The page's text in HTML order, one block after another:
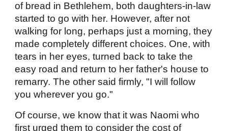
of bread in Bethlehem, both daughters-in-law
started to go with her. However, after not
walking for long, perhaps just a morning, they
made completely different choices. One, with
tears in her eyes, turned back to take the
easy road and return to her father's house to
remarry. The other said firmly, "I will follow
you wherever you go."
Of course, we know that it was Naomi who
first urged them to consider the cost of